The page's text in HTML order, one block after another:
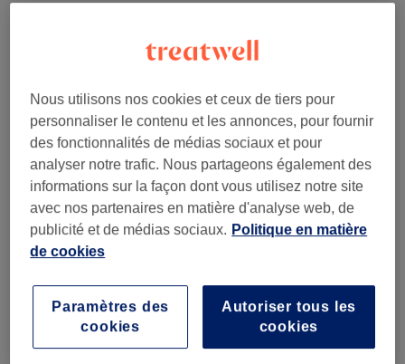
OMBRÉ Et SOMBRÉ HAIR, BRONDE,
COLORATION COMPLEXE Et
DÉCOLORATION (7)
à partir de 5 €
PERMANENTE CLASSIQUE Et
à partir de 5 €
SOINS TOKIO INKARAMI
SOINS DAVINES Et SOINS
CAPILLAIRES (6)
à partir de 2 €
HAIR STYLE By WOODY SAEÏÉ (18) à partir de 65 €
Nous utilisons nos cookies et ceux de tiers pour
personnaliser le contenu et les annonces, pour fournir
des fonctionnalités de médias sociaux et pour
analyser notre trafic. Nous partageons également des
informations sur la façon dont vous utilisez notre site
avec nos partenaires en matière d'analyse web, de
publicité et de médias sociaux. Politique en matière
de cookies
Autoriser tous les
cookies
Paramètres des
cookies